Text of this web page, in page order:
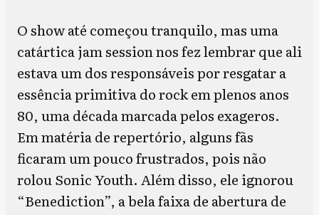
O show até começou tranquilo, mas uma
catártica jam session nos fez lembrar que ali
estava um dos responsáveis por resgatar a
essência primitiva do rock em plenos anos
80, uma década marcada pelos exageros.
Em matéria de repertório, alguns fãs
ficaram um pouco frustrados, pois não
rolou Sonic Youth. Além disso, ele ignorou
“Benediction”, a bela faixa de abertura de